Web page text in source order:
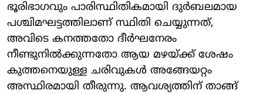
ഭൂരിഭാഗവും പാരിസ്ഥിതികമായി ദുർബലമായ
പശ്ചിമഘട്ടത്തിലാണ് സ്ഥിതി ചെയ്യുന്നത്,
അവിടെ കനത്തതോ ദീർഘനേരം
നീണ്ടുനിൽക്കുന്നതോ ആയ മഴയ്ക്ക് ശേഷം
കുത്തനെയുള്ള ചരിവുകൾ അങ്ങേയറ്റം
അസ്ഥിരമായി തീരുന്നു. ആവശ്യത്തിന് താങ്ങ്